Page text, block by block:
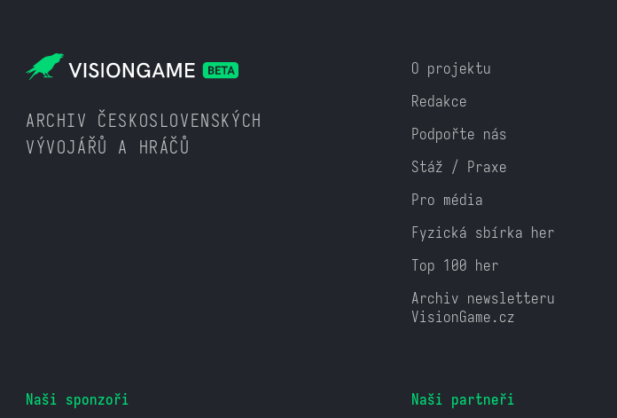
ARCHIV ČESKOSLOVENSKÝCH
VÝVOJÁŘŮ A HRÁČŮ
O projektu
Redakce
Podpořte nás
Stáž / Praxe
Pro média
Fyzická sbírka her
Top 100 her
Archiv newsletteru
VisionGame.cz
Naši sponzoři Naši partneři